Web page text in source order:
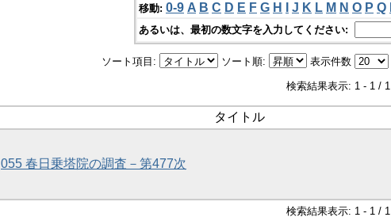
移動: 0-9 A B C D E F G H J K L M N O P Q
あるいは、最初の数文字を入力してください:
ソート項目: ソート順: 表示件数
検索結果表示: 1 - 1 / 1
タイトル
055 春日乗塔院の調査－第477次
検索結果表示: 1 - 1 / 1